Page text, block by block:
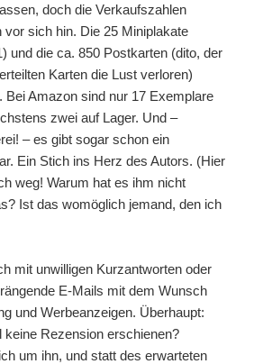
doch die Verkaufszahlen
sich hin. Die 25 Miniplakate
und die ca. 850 Postkarten (dito, der
Karten die Lust verloren)
Bei Amazon sind nur 17 Exemplare
zwei auf Lager. Und –
– es gibt sogar schon ein
Ein Stich ins Herz des Autors. (Hier
weg! Warum hat es ihm nicht
Ist das womöglich jemand, den ich
mit unwilligen Kurzantworten oder
E-Mails mit dem Wunsch
und Werbeanzeigen. Überhaupt:
keine Rezension erschienen?
um ihn, und statt des erwarteten